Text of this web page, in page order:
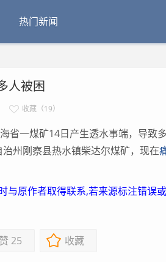
热门新闻
人被困
收藏（19）
一煤矿14日产生透水事端，导致
州刚察县热水镇柴达尔煤矿，现在
与原作者取得联系,若来源标注错误
赞 25 收藏